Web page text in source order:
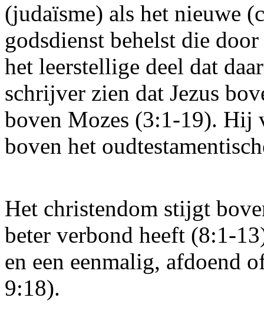
(judaïsme) als het nieuwe
godsdienst behelst die
het leerstellige deel dat
schrijver zien dat Jezus
boven Mozes (3:1-19). Hij
boven het
Het christendom stijgt
beter verbond heeft (8:1-
en een eenmalig, afdoend
9:18).